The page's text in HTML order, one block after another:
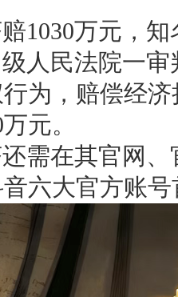
万元，知
民法院一审
为，赔偿经
元。
在其官网、
六大官方账